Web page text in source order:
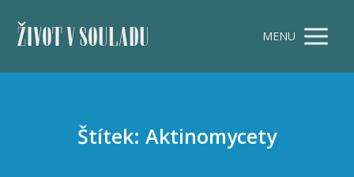
ŽIVOT V SOULADU MENU
Štítek: Aktinomycety